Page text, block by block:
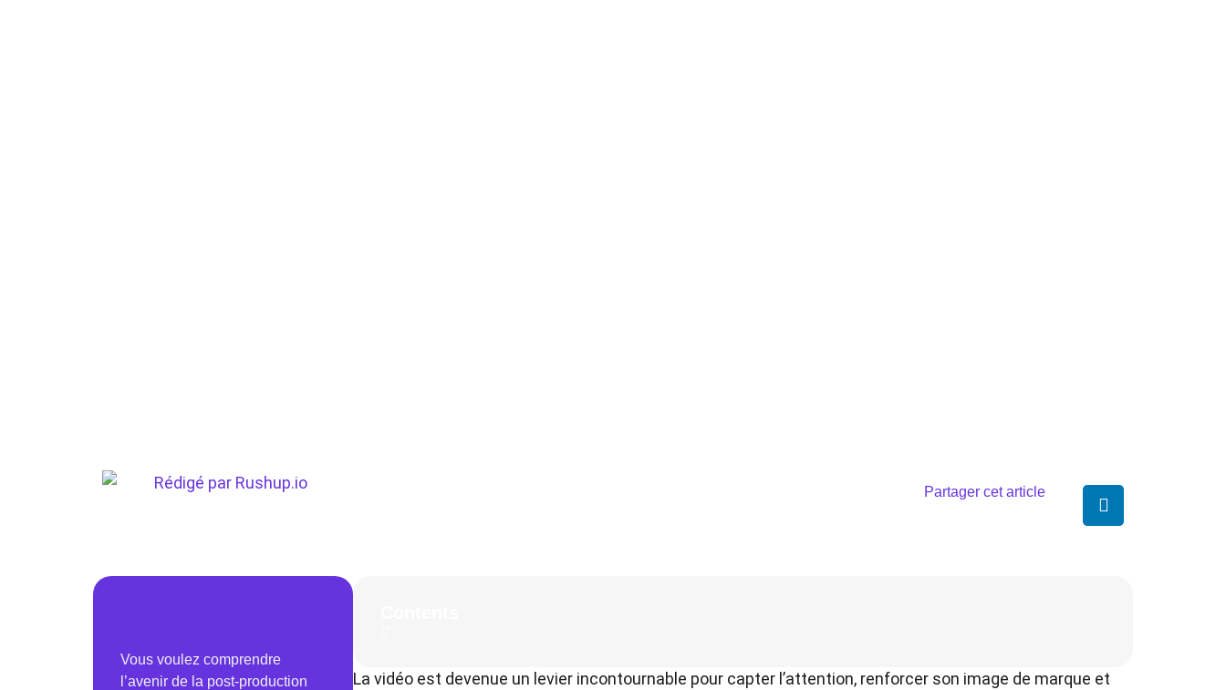
Rédigé parRushup.io Partager cet article
Vous voulez comprendre
l’avenir de la post-production
La vidéo est devenue un levier incontournable pour capter l’attention, renforcer son image de marque et